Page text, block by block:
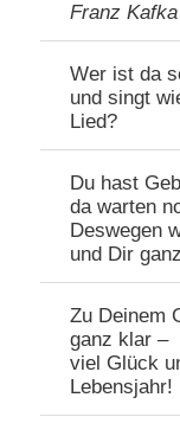
Franz Kafka
Wer ist da
und singt
Lied?
Du hast
da warten
Deswegen
und Dir
Zu Deinem
ganz klar –
viel Glück
Lebensjahr!